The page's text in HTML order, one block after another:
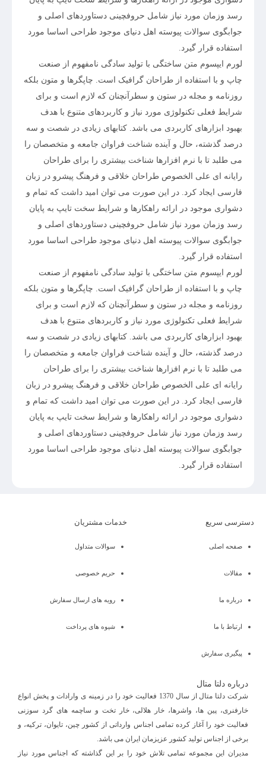
رسد وزمان مورد نیاز شامل حروفچینی دستاوردهای اصلی و
جوابگوی سوالات پیوسته اهل دنیای موجود طراحی اساسا مورد
استفاده قرار گیرد.
لورم ایپسوم متن ساختگی با تولید سادگی نامفهوم از صنعت
چاپ و با استفاده از طراحان گرافیک است. چاپگرها و متون بلکه
روزنامه و مجله در ستون و سطرآنچنان که لازم است و برای
شرایط فعلی تکنولوژی مورد نیاز و کاربردهای متنوع با هدف
بهبود ابزارهای کاربردی می باشد. کتابهای زیادی در شصت و سه
درصد گذشته، حال و آینده شناخت فراوان جامعه و متخصصان را
می طلبد تا با نرم افزارها شناخت بیشتری را برای طراحان
رایانه ای علی الخصوص طراحان خلاقی و فرهنگ پیشرو در زبان
فارسی ایجاد کرد. در این صورت می توان امید داشت که تمام و
دشواری موجود در ارائه راهکارها و شرایط سخت تایپ به پایان
رسد وزمان مورد نیاز شامل حروفچینی دستاوردهای اصلی و
جوابگوی سوالات پیوسته اهل دنیای موجود طراحی اساسا مورد
استفاده قرار گیرد.
لورم ایپسوم متن ساختگی با تولید سادگی نامفهوم از صنعت
چاپ و با استفاده از طراحان گرافیک است. چاپگرها و متون بلکه
روزنامه و مجله در ستون و سطرآنچنان که لازم است و برای
شرایط فعلی تکنولوژی مورد نیاز و کاربردهای متنوع با هدف
بهبود ابزارهای کاربردی می باشد. کتابهای زیادی در شصت و سه
درصد گذشته، حال و آینده شناخت فراوان جامعه و متخصصان را
می طلبد تا با نرم افزارها شناخت بیشتری را برای طراحان
رایانه ای علی الخصوص طراحان خلاقی و فرهنگ پیشرو در زبان
فارسی ایجاد کرد. در این صورت می توان امید داشت که تمام و
دشواری موجود در ارائه راهکارها و شرایط سخت تایپ به پایان
رسد وزمان مورد نیاز شامل حروفچینی دستاوردهای اصلی و
جوابگوی سوالات پیوسته اهل دنیای موجود طراحی اساسا مورد
استفاده قرار گیرد.
دسترسی سریع
صفحه اصلی
مقالات
درباره ما
ارتباط با ما
پیگیری سفارش
خدمات مشتریان
سوالات متداول
حریم خصوصی
رویه های ارسال سفارش
شیوه های پرداخت
درباره دلتا متال
شرکت دلتا متال از سال 1370 فعالیت خود را در زمینه ی وارادات و پخش انواع
خارفنری، پین ها، واشرها، خار هلالی، خار تخت و ساچمه های گرد سوزنی
فعالیت خود را آغاز کرده تمامی اجناس وارداتی از کشور چین، تایوان، ترکیه، و
برخی از اجناس تولید کشور عزیزمان ایران می باشد.
مدیران این مجموعه تمامی تلاش خود را بر این گذاشته که اجناس مورد نیاز